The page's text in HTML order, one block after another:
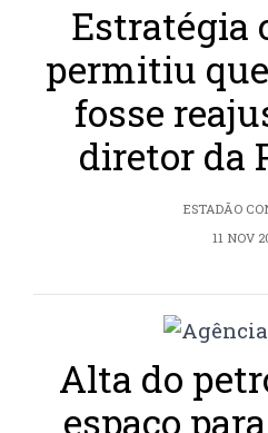
Estratégia
permitiu
fosse
diretor da
ESTADÃO
11 NOV
Alta do
espaço